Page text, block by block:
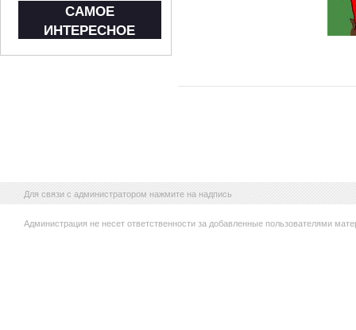
САМОЕ
ИНТЕРЕСНОЕ
Для связи с администратором нажмите на надпись
Администрация не несет ответственности за добавленные пользователями